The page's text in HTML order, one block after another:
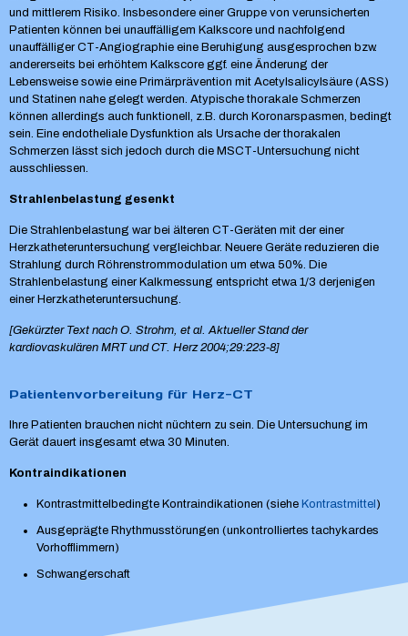
und mittlerem Risiko. Insbesondere einer Gruppe von verunsicherten
Patienten können bei unauffälligem Kalkscore und nachfolgend
unauffälliger CT-Angiographie eine Beruhigung ausgesprochen bzw.
andererseits bei erhöhtem Kalkscore ggf. eine Änderung der
Lebensweise sowie eine Primärprävention mit Acetylsalicylsäure (ASS)
und Statinen nahe gelegt werden. Atypische thorakale Schmerzen
können allerdings auch funktionell, z.B. durch Koronarspasmen, bedingt
sein. Eine endotheliale Dysfunktion als Ursache der thorakalen
Schmerzen lässt sich jedoch durch die MSCT-Untersuchung nicht
ausschliessen.
Strahlenbelastung gesenkt
Die Strahlenbelastung war bei älteren CT-Geräten mit der einer
Herzkatheteruntersuchung vergleichbar. Neuere Geräte reduzieren die
Strahlung durch Röhrenstrommodulation um etwa 50%. Die
Strahlenbelastung einer Kalkmessung entspricht etwa 1/3 derjenigen
einer Herzkatheteruntersuchung.
[Gekürzter Text nach O. Strohm, et al. Aktueller Stand der
kardiovaskulären MRT und CT. Herz 2004;29:223-8]
Patientenvorbereitung für Herz-CT
Ihre Patienten brauchen nicht nüchtern zu sein. Die Untersuchung im
Gerät dauert insgesamt etwa 30 Minuten.
Kontraindikationen
Kontrastmittelbedingte Kontraindikationen (siehe Kontrastmittel )
Ausgeprägte Rhythmusstörungen (unkontrolliertes tachykardes
Vorhofflimmern)
Schwangerschaft